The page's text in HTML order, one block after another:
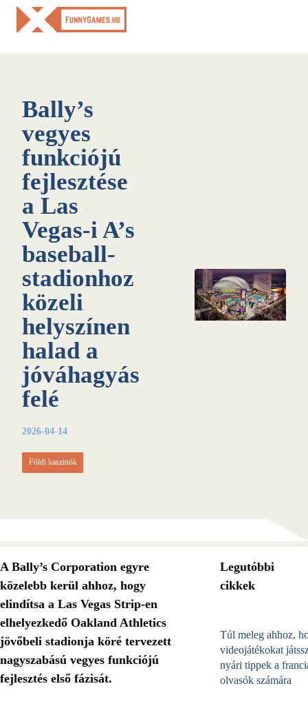
Skip
Bally’s
vegyes
funkciójú
fejlesztése
a Las
Vegas-i A’s
baseball-
stadionhoz
közeli
helyszínen
halad a
jóváhagyás
felé
2026-04-14
Földi kaszinók
A Bally’s Corporation egyre
közelebb kerül ahhoz, hogy
elindítsa a Las Vegas Strip-en
elhelyezkedő Oakland Athletics
jövőbeli stadionja köré tervezett
nagyszabású vegyes funkciójú
fejlesztés első fázisát.
Legutóbbi
cikkek
Túl meleg ahhoz,
videojátékokat
nyári tippek a
olvasók számára